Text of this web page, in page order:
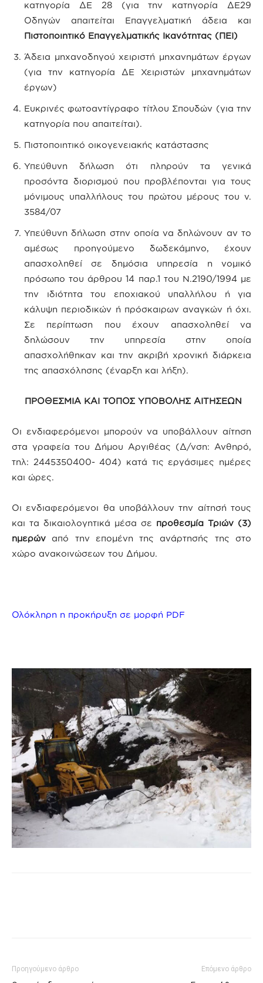
κατηγορία ΔΕ 28 (για την κατηγορία ΔΕ29
Οδηγών απαιτείται Επαγγελματική άδεια και
Πιστοποιητικό Επαγγελματικής Ικανότητας (ΠΕΙ)
Άδεια μηχανοδηγού χειριστή μηχανημάτων έργων
(για την κατηγορία ΔΕ Χειριστών μηχανημάτων
έργων)
Ευκρινές φωτοαντίγραφο τίτλου Σπουδών (για την
κατηγορία που απαιτείται).
Πιστοποιητικό οικογενειακής κατάστασης
Υπεύθυνη δήλωση ότι πληρούν τα γενικά
προσόντα διορισμού που προβλέπονται για τους
μόνιμους υπαλλήλους του πρώτου μέρους του ν.
3584/07
Υπεύθυνη δήλωση στην οποία να δηλώνουν αν το
αμέσως προηγούμενο δωδεκάμηνο, έχουν
απασχοληθεί σε δημόσια υπηρεσία η νομικό
πρόσωπο του άρθρου 14 παρ.1 του Ν.2190/1994 με
την ιδιότητα του εποχιακού υπαλλήλου ή για
κάλυψη περιοδικών ή πρόσκαιρων αναγκών ή όχι.
Σε περίπτωση που έχουν απασχοληθεί να
δηλώσουν την υπηρεσία στην οποία
απασχολήθηκαν και την ακριβή χρονική διάρκεια
της απασχόλησης (έναρξη και λήξη).
ΠΡΟΘΕΣΜΙΑ ΚΑΙ ΤΟΠΟΣ ΥΠΟΒΟΛΗΣ ΑΙΤΗΣΕΩΝ
Οι ενδιαφερόμενοι μπορούν να υποβάλλουν αίτηση
στα γραφεία του Δήμου Αργιθέας (Δ/νση: Ανθηρό,
τηλ: 2445350400- 404) κατά τις εργάσιμες ημέρες
και ώρες.
Οι ενδιαφερόμενοι θα υποβάλλουν την αίτησή τους
και τα δικαιολογητικά μέσα σε προθεσμία Τριών (3)
ημερών από την επομένη της ανάρτησής της στο
χώρο ανακοινώσεων του Δήμου.
Ολόκληρη η προκήρυξη σε μορφή PDF
Προηγούμενο άρθρο Επόμενο άρθρο